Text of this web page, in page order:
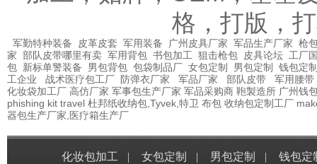
格，打版，
军勤特种装备 皮革皮套 军用装备 广州皮具厂家 军品生产厂家 枪
家 部队皮带哪里有卖 军用背包 书包加工 狙击枪包 皮具论坛 工厂
包 新标单警装备 男包背包 包袋制品厂 女包定制 男包定制
钱包定
工企业
战术医疗包工厂 防弹衣厂家 军品厂家 部队皮带
军用腰带
化妆袋加工厂 高仿厂家 军事包生产厂家 军品采购商 鞄製造所 广州钱
phishing kit travel 杜邦纸收纳包,Tyvek,特卫 布包 收纳包定制工厂
器包生产厂家,医疗箱生产厂
化妆包加工 | 女包定制 | 男包定制 | 钱包定